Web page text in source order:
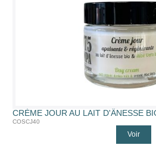
CRÈME JOUR AU LAIT D'ÂNESSE
COSCJ40
Voir